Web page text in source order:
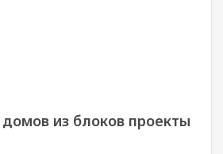
домов из блоков проекты